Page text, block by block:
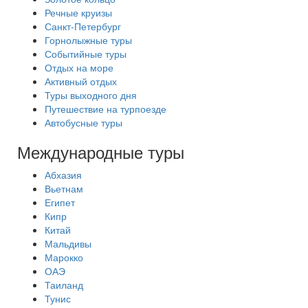
Речные круизы
Санкт-Петербург
Горнолыжные туры
Событийные туры
Отдых на море
Активный отдых
Туры выходного дня
Путешествие на турпоезде
Автобусные туры
Международные туры
Абхазия
Вьетнам
Египет
Кипр
Китай
Мальдивы
Марокко
ОАЭ
Таиланд
Тунис